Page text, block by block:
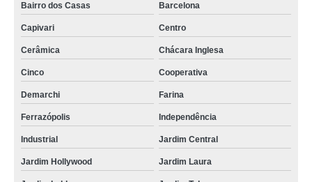
Bairro dos Casas Barcelona
Capivari Centro
Cerâmica Chácara Inglesa
Cinco Cooperativa
Demarchi Farina
Ferrazópolis Independência
Industrial Jardim Central
Jardim Hollywood Jardim Laura